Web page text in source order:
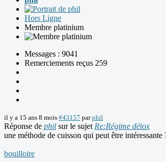
Hors Ligne
Membre platinium
Messages : 9041
Remerciements reçus 259
il y a 15 ans 8 mois #43157 parphil
Réponse de phil sur le sujet Re:Régime détox
une méthode de cuisson qui peut être intéressante
bouilloire